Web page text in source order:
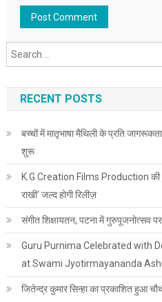
RECENT POSTS
बच्चों में मातृभाषा मैथिली के प्रति
शुरू
K.G Creation Films Production की
राखी’ जल्द होगी रिलीज़
संगीत शिक्षायतन, पटना में गुरुपूजनोत्सव
Guru Purnima Celebrated with
at Swami Jyotirmayananda
जितेन्द्र कुमार सिन्हा का प्रकाशित हुआ